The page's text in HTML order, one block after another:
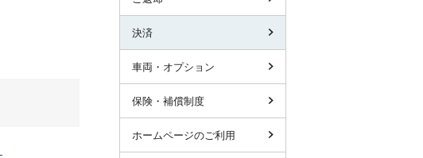
決済
車両・オプション
保険・補償制度
ホームページのご利用